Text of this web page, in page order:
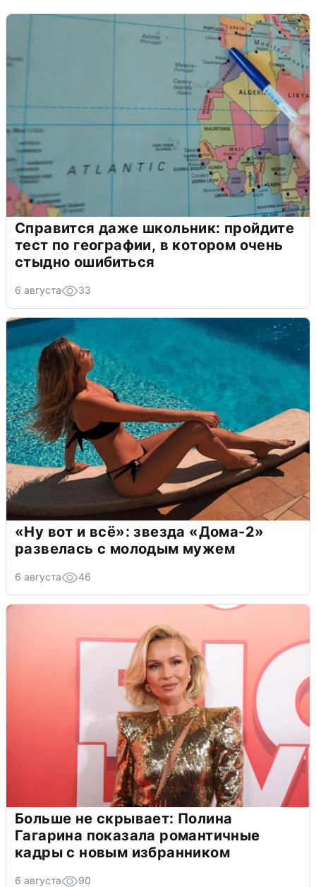
Справится даже школьник: пройдите
тест по географии, в котором очень
стыдно ошибиться
6 августа 33
«Ну вот и всё»: звезда «Дома-2»
развелась с молодым мужем
6 августа 46
Больше не скрывает: Полина
Гагарина показала романтичные
кадры с новым избранником
6 августа 90